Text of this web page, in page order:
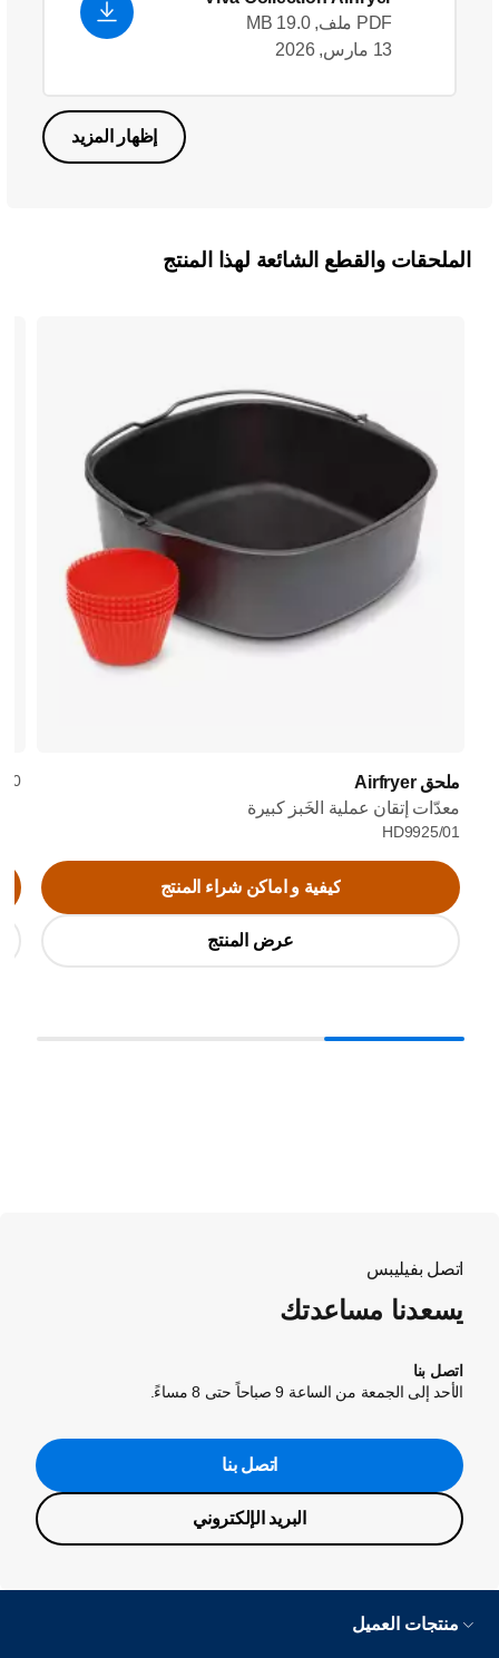
PDF ملف, 19.0 MB
13 مارس, 2026
إظهار المزيد
الملحقات والقطع الشائعة لهذا المنتج
ملحق Airfryer
معدّات إتقان عملية الخَبز كبيرة
HD9925/01
كيفية و اماكن شراء المنتج
عرض المنتج
20
اتصل بفيليبس
يسعدنا مساعدتك
اتصل بنا
الأحد إلى الجمعة من الساعة 9 صباحاً حتى 8 مساءً.
اتصل بنا
البريد الإلكتروني
منتجات العميل